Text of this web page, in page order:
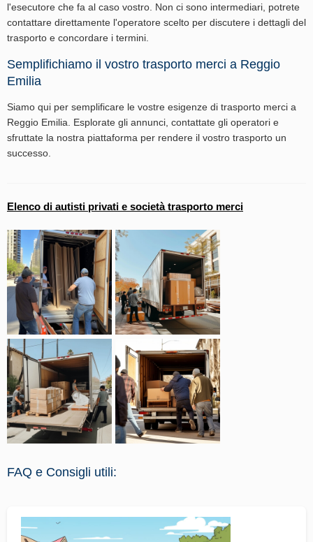
l'esecutore che fa al caso vostro. Non ci sono intermediari, potrete
contattare direttamente l'operatore scelto per discutere i dettagli del
trasporto e concordare i termini.
Semplifichiamo il vostro trasporto merci a Reggio
Emilia
Siamo qui per semplificare le vostre esigenze di trasporto merci a
Reggio Emilia. Esplorate gli annunci, contattate gli operatori e
sfruttate la nostra piattaforma per rendere il vostro trasporto un
successo.
Elenco di autisti privati e società trasporto merci
FAQ e Consigli utili: